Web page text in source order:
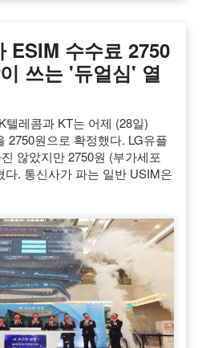
ESIM 수수료 2750
쓰는 '듀얼심' 열
텔레콤과 KT는 어제 (28일)
2750원으로 확정했다. LG유플
않았지만 2750원 (부가세포
다. 통신사가 파는 일반 USIM은